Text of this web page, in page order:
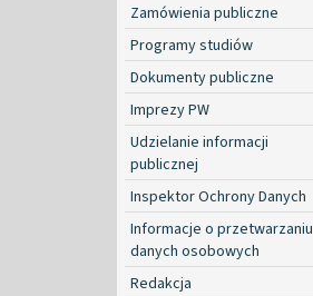
Zamówienia publiczne
Programy studiów
Dokumenty publiczne
Imprezy PW
Udzielanie informacji
publicznej
Inspektor Ochrony Danych
Informacje o przetwarzaniu
danych osobowych
Redakcja